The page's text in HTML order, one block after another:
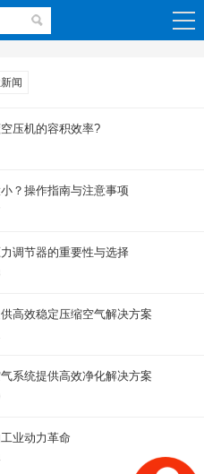
闻
压机的容积效率?
？操作指南与注意事项
调节器的重要性与选择
高效稳定压缩空气解决方案
系统提供高效净化解决方案
业动力革命